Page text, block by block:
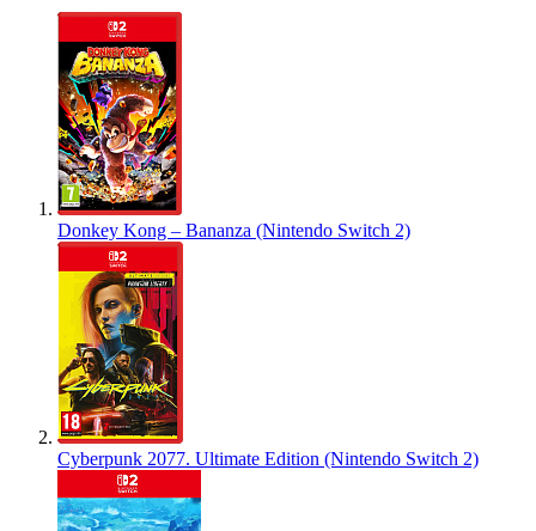
Donkey Kong – Bananza (Nintendo Switch 2)
Cyberpunk 2077. Ultimate Edition (Nintendo Switch 2)